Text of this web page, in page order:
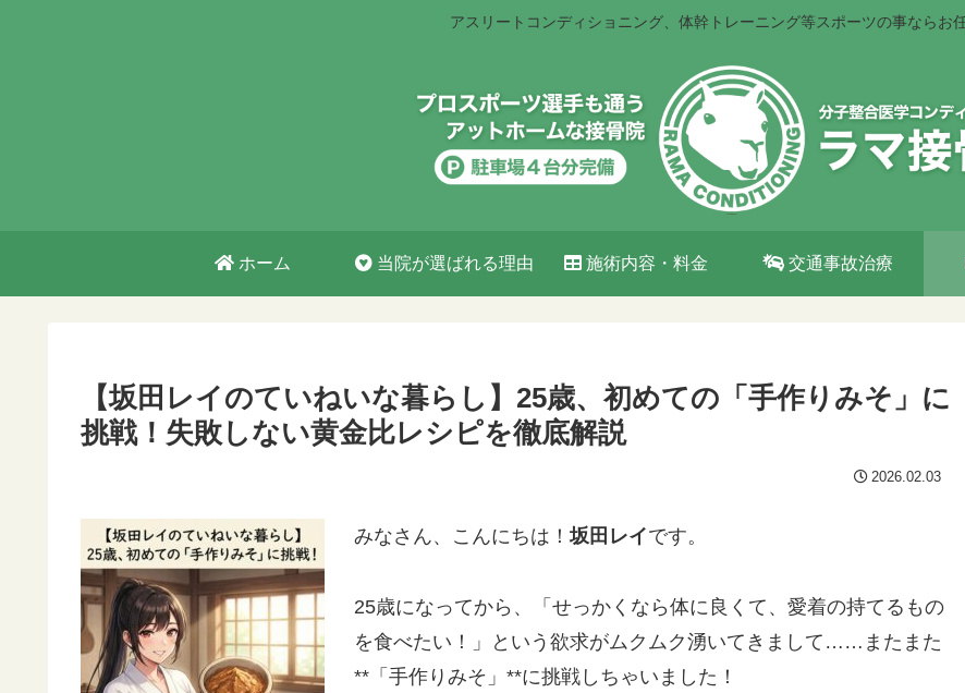
アスリートコンディショニング、体幹トレーニング等スポーツの事ならお
ホーム 当院が選ばれる理由 施術内容・料金 交通事故治療
【坂田レイのていねいな暮らし】25歳、初めての「手作りみそ」に
挑戦！失敗しない黄金比レシピを徹底解説
2026.02.03
みなさん、こんにちは！坂田レイです。
25歳になってから、「せっかくなら体に良くて、愛着の持てるもの
を食べたい！」という欲求がムクムク湧いてきまして……またまた
**「手作りみそ」**に挑戦しちゃいました！